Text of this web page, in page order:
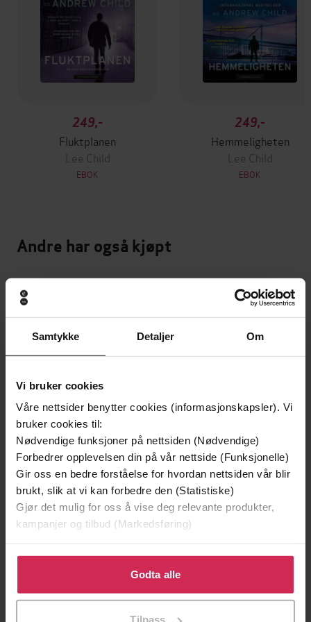
Samtykke Detaljer Om
Vi bruker cookies
Våre nettsider benytter cookies (informasjonskapsler). Vi
bruker cookies til:
Nødvendige funksjoner på nettsiden (Nødvendige)
Forbedrer opplevelsen din på vår nettside (Funksjonelle)
Gir oss en bedre forståelse for hvordan nettsiden vår blir
brukt, slik at vi kan forbedre den (Statistiske)
Gjør det mulig for oss å vise deg relevante produkter,
kampanjer og tilbud (Markedsføring)
Klikk på «Godta alle» for å gi oss ditt samtykke til å
bruke cookies for alle disse formålene. Du kan også
tilpasse ditt samtykke til spesifikke formål ved å klikke
Godta alle
Tilpass
249,-
Fluktplanen
Lee Child
EBOK
249,-
Hemmeligheten
Lee Child
EBOK
Andre har også kjøpt
199,-
Minnesota
Jo Nesbø
Premium
Første gang på tilbud
Utskudd